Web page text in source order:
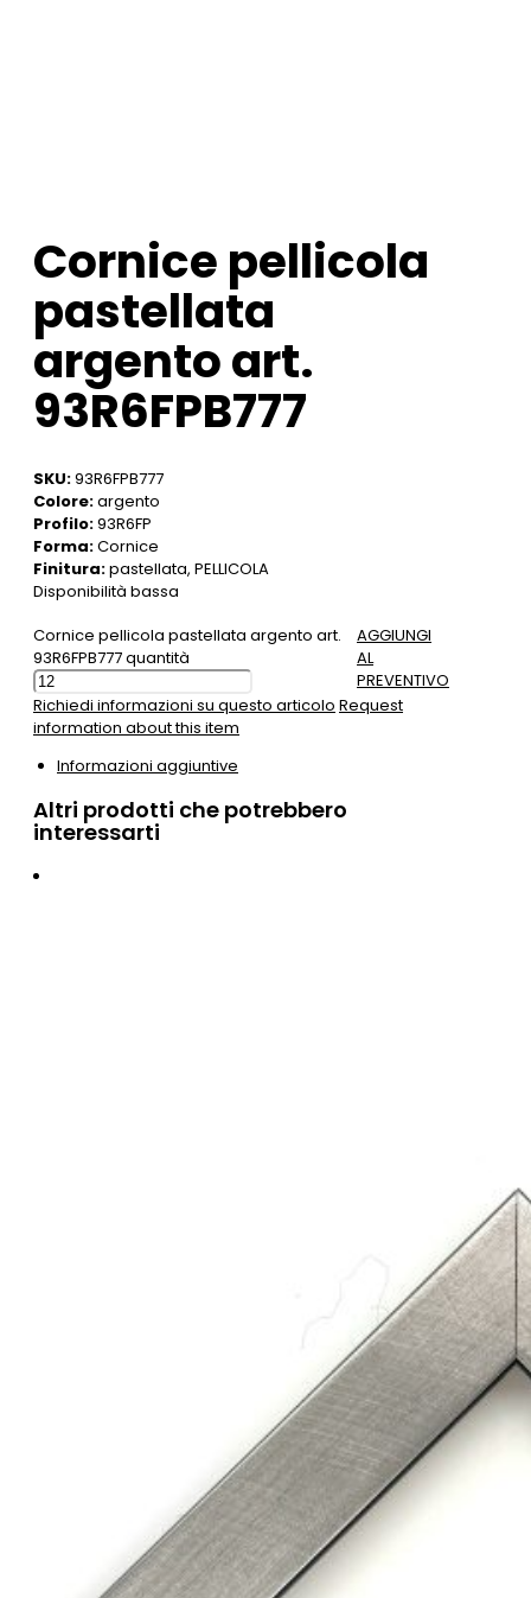
Cornice pellicola
pastellata
argento art.
93R6FPB777
SKU:93R6FPB777
Colore:argento
Profilo:93R6FP
Forma:Cornice
Finitura:pastellata, PELLICOLA
Disponibilità bassa
Cornice pellicola pastellata argento art.
93R6FPB777 quantità
AGGIUNGI
AL
PREVENTIVO
Richiedi informazioni su questo articolo Request
information about this item
Informazioni aggiuntive
Altri prodotti che potrebbero
interessarti